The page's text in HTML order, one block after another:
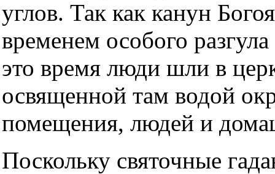
углов. Так как канун
временем особого
это время люди шли в
освященной там водой
помещения, людей и
Поскольку святочные